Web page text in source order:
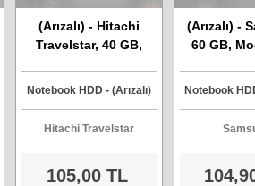
(Arızalı) - Hitachi
Travelstar, 40 GB,
IDE Harddisk
Notebook HDD - (Arızalı)
Hitachi Travelstar
105,00 TL
(Arızalı) -
60 GB,
Notebook